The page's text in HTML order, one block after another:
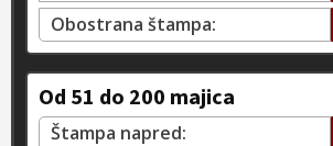
Obostrana štampa:
Od 51 do 200 majica
Štampa napred: